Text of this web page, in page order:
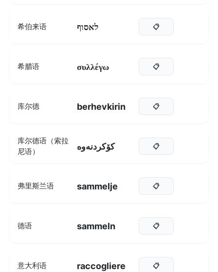
希伯来语 לאסוף 📋
希腊语 συλλέγω 📋
库尔德 berhevkirin 📋
库尔德语（索拉
尼语）
کۆکردنەوە 📋
弗里斯兰语 sammelje 📋
德语 sammeln 📋
意大利语 raccogliere 📋